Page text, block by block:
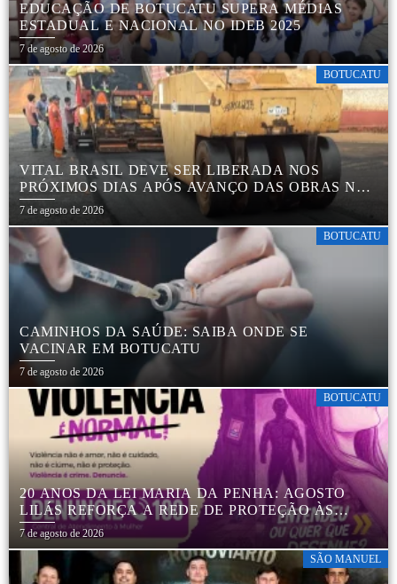
EDUCAÇÃO DE BOTUCATU SUPERA MÉDIAS
ESTADUAL E NACIONAL NO IDEB 2025
7 de agosto de 2026
BOTUCATU
VITAL BRASIL DEVE SER LIBERADA NOS
PRÓXIMOS DIAS APÓS AVANÇO DAS OBRAS NA
REGIÃO DA RODOVIÁRIA
7 de agosto de 2026
BOTUCATU
CAMINHOS DA SAÚDE: SAIBA ONDE SE
VACINAR EM BOTUCATU
7 de agosto de 2026
BOTUCATU
20 ANOS DA LEI MARIA DA PENHA: AGOSTO
LILÁS REFORÇA A REDE DE PROTEÇÃO ÀS
MULHERES EM BOTUCATU
7 de agosto de 2026
SÃO MANUEL